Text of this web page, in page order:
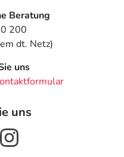
Beratung
200
dt. Netz)
uns
uns